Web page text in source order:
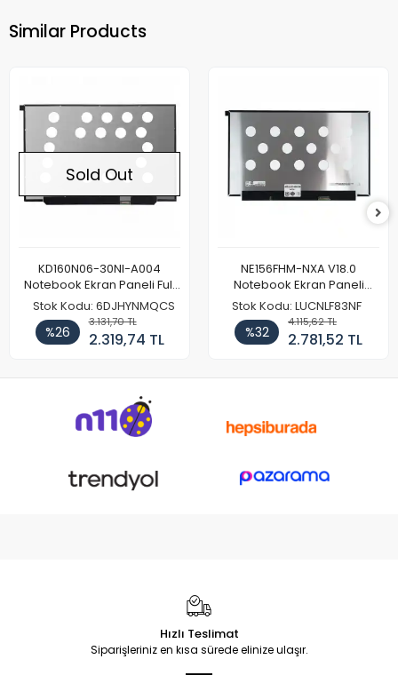
Similar Products
Sold Out
KD160N06-30NI-A004
Notebook Ekran Paneli Full
HD
Stok Kodu: 6DJHYNMQCS
%26
3.131,70 TL
2.319,74 TL
NE156FHM-NXA V18.0
Notebook Ekran Paneli
144Hz
Stok Kodu: LUCNLF83NF
%32
4.115,62 TL
2.781,52 TL
Hızlı Teslimat
Siparişleriniz en kısa sürede elinize ulaşır.